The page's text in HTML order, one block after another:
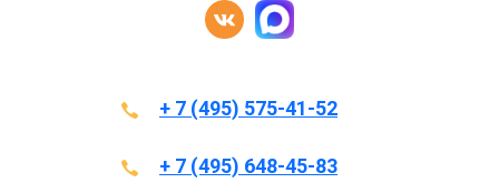
+ 7 (495) 575-41-52
+ 7 (495) 648-45-83